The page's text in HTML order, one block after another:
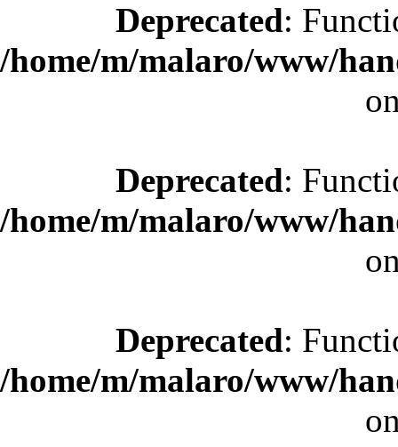
Deprecated:
/home/m/malaro/www/
Deprecated:
/home/m/malaro/www/
Deprecated:
/home/m/malaro/www/